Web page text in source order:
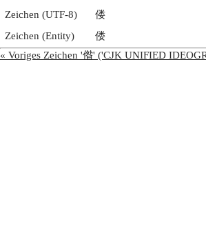
Zeichen (UTF-8)
偻
Zeichen (Entity)
偻
« Voriges Zeichen '偺' ('CJK UNIFIED